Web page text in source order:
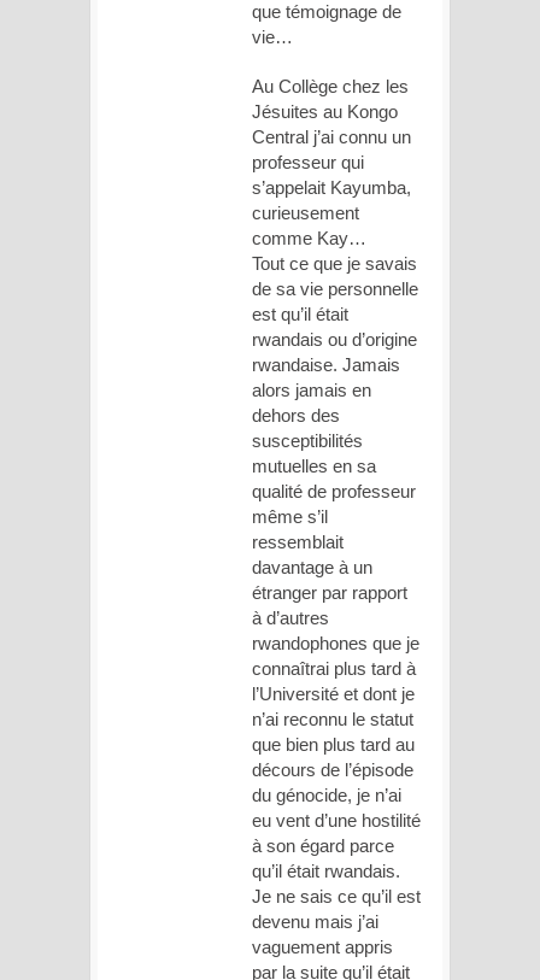
que témoignage de
vie…
Au Collège chez les
Jésuites au Kongo
Central j’ai connu un
professeur qui
s’appelait Kayumba,
curieusement
comme Kay…
Tout ce que je savais
de sa vie personnelle
est qu’il était
rwandais ou d’origine
rwandaise. Jamais
alors jamais en
dehors des
susceptibilités
mutuelles en sa
qualité de professeur
même s’il
ressemblait
davantage à un
étranger par rapport
à d’autres
rwandophones que je
connaîtrai plus tard à
l’Université et dont je
n’ai reconnu le statut
que bien plus tard au
décours de l’épisode
du génocide, je n’ai
eu vent d’une hostilité
à son égard parce
qu’il était rwandais.
Je ne sais ce qu’il est
devenu mais j’ai
vaguement appris
par la suite qu’il était